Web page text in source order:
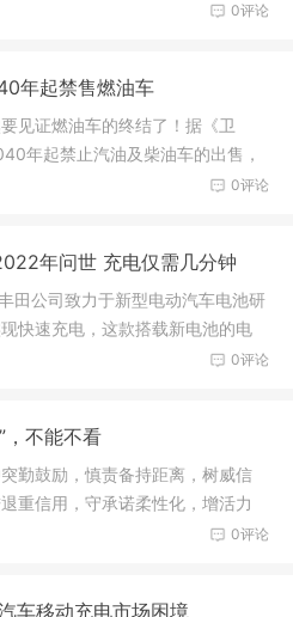
0评论
年起禁售燃油车
见证燃油车的终结了！据《卫
年起禁止汽油及柴油车的出售，
0评论
年问世 充电仅需几分钟
田公司致力于新型电动汽车电池研
快速充电，这款搭载新电池的电
0评论
，不能不看
勤鼓励，慎责备持距离，树威信
重信用，守承诺柔性化，增活力
0评论
车移动充电市场困境